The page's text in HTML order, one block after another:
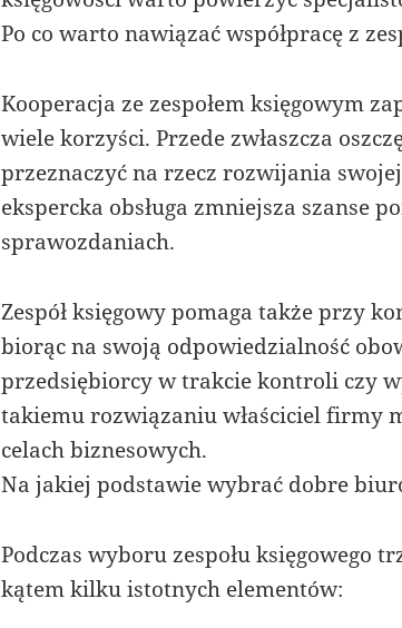
Po co warto nawiązać współpracę z
Kooperacja ze zespołem księgowym
wiele korzyści. Przede zwłaszcza
przeznaczyć na rzecz rozwijania
ekspercka obsługa zmniejsza szanse
sprawozdaniach.
Zespół księgowy pomaga także przy
biorąc na swoją odpowiedzialność
przedsiębiorcy w trakcie kontroli czy
takiemu rozwiązaniu właściciel firmy
celach biznesowych.
Na jakiej podstawie wybrać dobre
Podczas wyboru zespołu księgowego
kątem kilku istotnych elementów: